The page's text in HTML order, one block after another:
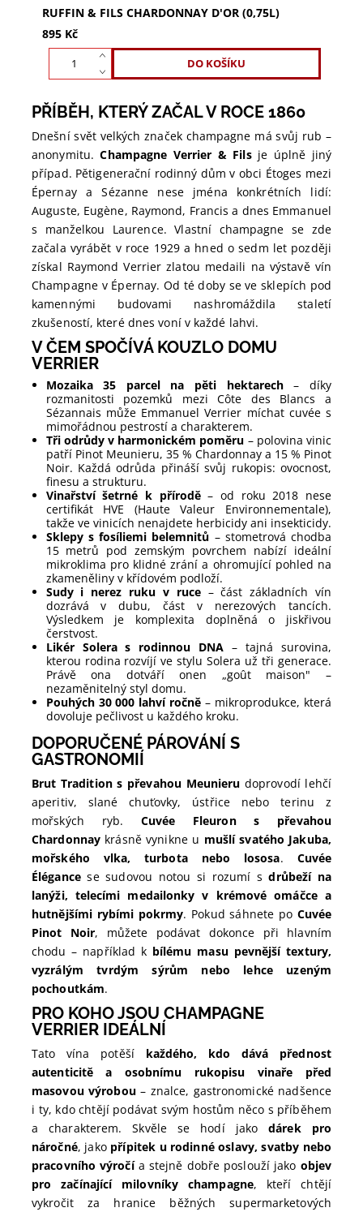
RUFFIN & FILS CHARDONNAY D'OR (0,75L)
895 Kč
PŘÍBĚH, KTERÝ ZAČAL V ROCE 1860
Dnešní svět velkých značek champagne má svůj rub –
anonymitu.Champagne Verrier & Filsje úplně jiný
případ. Pětigenerační rodinný dům v obci Étoges mezi
Épernay a Sézanne nese jména konkrétních lidí:
Auguste, Eugène, Raymond, Francis a dnes Emmanuel
s manželkou Laurence. Vlastní champagne se zde
začala vyrábět v roce 1929 a hned o sedm let později
získal Raymond Verrier zlatou medaili na výstavě vín
Champagne v Épernay. Od té doby se ve sklepích pod
kamennými budovami nashromáždila staletí
zkušeností, které dnes voní v každé lahvi.
V ČEM SPOČÍVÁ KOUZLO DOMU
VERRIER
Mozaika 35 parcel na pěti hektarech– díky
rozmanitosti pozemků mezi Côte des Blancs a
Sézannais může Emmanuel Verrier míchat cuvée s
mimořádnou pestrostí a charakterem.
Tři odrůdy v harmonickém poměru – polovina vinic
patří Pinot Meunieru, 35 % Chardonnay a 15 % Pinot
Noir. Každá odrůda přináší svůj rukopis: ovocnost,
finesu a strukturu.
Vinařství šetrné k přírodě– od roku 2018 nese
certifikát HVE (Haute Valeur Environnementale),
takže ve vinicích nenajdete herbicidy ani insekticidy.
Sklepy s fosíliemi belemnitů – stometrová chodba
15 metrů pod zemským povrchem nabízí ideální
mikroklima pro klidné zrání a ohromující pohled na
zkameněliny v křídovém podloží.
Sudy i nerez ruku v ruce– část základních vín
dozrává v dubu, část v nerezových tancích.
Výsledkem je komplexita doplněná o jiskřivou
čerstvost.
Likér Solera s rodinnou DNA – tajná surovina,
kterou rodina rozvíjí ve stylu Solera už tři generace.
Právě ona dotváří onen „goût maison" –
nezaměnitelný styl domu.
Pouhých 30 000 lahví ročně – mikroprodukce, která
dovoluje pečlivost u každého kroku.
DOPORUČENÉ PÁROVÁNÍ S
GASTRONOMIÍ
Brut Tradition s převahou Meunieru doprovodí lehčí
aperitiv, slané chuťovky, ústřice nebo terinu z
mořských ryb. Cuvée Fleuron s převahou
Chardonnay krásně vynikne u mušlí svatého Jakuba,
mořského vlka, turbota nebo lososa. Cuvée
Élégancese sudovou notou si rozumí sdrůbeží na
lanýži, telecími medailonky v krémové omáčce a
hutnějšími rybími pokrmy. Pokud sáhnete po Cuvée
Pinot Noir, můžete podávat dokonce při hlavním
chodu – například k bílému masu pevnější textury,
vyzrálým tvrdým sýrům nebo lehce uzeným
pochoutkám.
PRO KOHO JSOU CHAMPAGNE
VERRIER IDEÁLNÍ
Tato vína potěší každého, kdo dává přednost
autenticitě a osobnímu rukopisu vinaře před
masovou výrobou– znalce, gastronomické nadšence
i ty, kdo chtějí podávat svým hostům něco s příběhem
a charakterem. Skvěle se hodí jakodárek pro
náročné, jako přípitek u rodinné oslavy, svatby nebo
pracovního výročía stejně dobře poslouží jako objev
pro začínající milovníky champagne, kteří chtějí
vykročit za hranice běžných supermarketových